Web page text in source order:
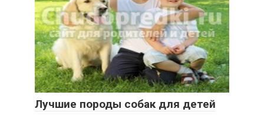
Лучшие породы собак для детей